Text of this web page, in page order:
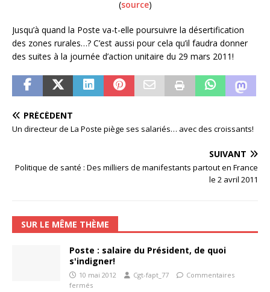
(source)
Jusqu’à quand la Poste va-t-elle poursuivre la désertification
des zones rurales…? C’est aussi pour cela qu’il faudra donner
des suites à la journée d’action unitaire du 29 mars 2011!
PRÉCÉDENT
Un directeur de La Poste piège ses salariés… avec des croissants!
SUIVANT
Politique de santé : Des milliers de manifestants partout en France
le 2 avril 2011
SUR LE MÊME THÈME
Poste : salaire du Président, de quoi
s'indigner!
10 mai 2012 Cgt-fapt_77
Commentaires
fermés